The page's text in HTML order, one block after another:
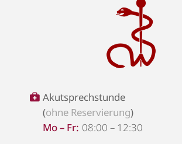
Akutsprechstunde
(ohne Reservierung)
Mo – Fr: 08:00 – 12:30